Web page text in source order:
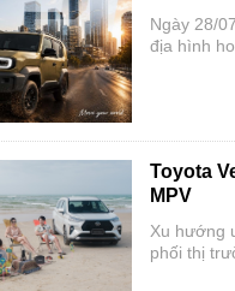
Ngày 28/
địa hình
Toyota
MPV
Xu hướng
phối thị